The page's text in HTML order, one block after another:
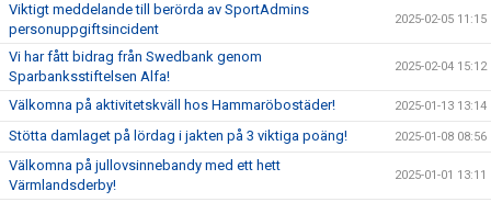
Viktigt meddelande till berörda av SportAdmins
personuppgiftsincident
2025-02-05 11:15
Vi har fått bidrag från Swedbank genom
Sparbanksstiftelsen Alfa!
2025-02-04 15:12
Välkomna på aktivitetskväll hos Hammaröbostäder! 2025-01-13 13:14
Stötta damlaget på lördag i jakten på 3 viktiga poäng! 2025-01-08 08:56
Välkomna på jullovsinnebandy med ett hett
Värmlandsderby!
2025-01-01 13:11